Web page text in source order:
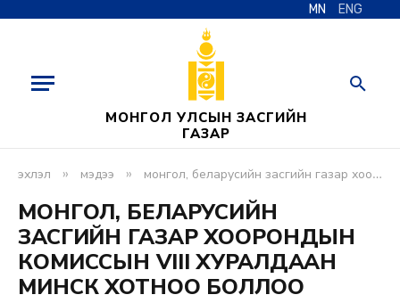
MN ENG
МОНГОЛ УЛСЫН ЗАСГИЙН
ГАЗАР
эхлэл » мэдээ » монгол, беларусийн засгийн газар хоорондын комиссын viii хуралдаан минск хотноо боллоо
МОНГОЛ, БЕЛАРУСИЙН
ЗАСГИЙН ГАЗАР ХООРОНДЫН
КОМИССЫН VIII ХУРАЛДААН
МИНСК ХОТНОО БОЛЛОО